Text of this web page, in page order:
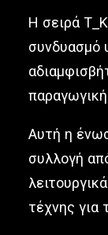
Ελληνικά
Η σειρά
συνδυασμό
Αυτή η
συλλογή
τέχνης για